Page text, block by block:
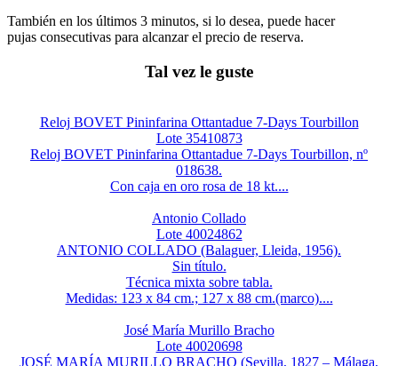
También en los últimos 3 minutos, si lo desea, puede hacer
pujas consecutivas para alcanzar el precio de reserva.
Tal vez le guste
Reloj BOVET Pininfarina Ottantadue 7-Days Tourbillon
Lote 35410873
Reloj BOVET Pininfarina Ottantadue 7-Days Tourbillon, nº
018638.
Con caja en oro rosa de 18 kt....
Antonio Collado
Lote 40024862
ANTONIO COLLADO (Balaguer, Lleida, 1956).
Sin título.
Técnica mixta sobre tabla.
Medidas: 123 x 84 cm.; 127 x 88 cm.(marco)....
José María Murillo Bracho
Lote 40020698
JOSÉ MARÍA MURILLO BRACHO (Sevilla, 1827 – Málaga,